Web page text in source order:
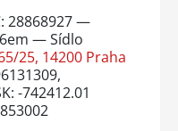
28868927 —
— Sídlo
25, 14200 Praha
-742412.01